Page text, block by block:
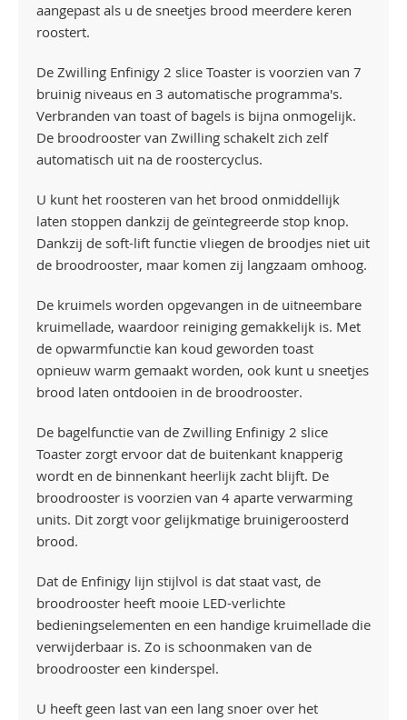
aangepast als u de sneetjes brood meerdere keren
roostert.
De Zwilling Enfinigy 2 slice Toaster is voorzien van 7
bruinig niveaus en 3 automatische programma's.
Verbranden van toast of bagels is bijna onmogelijk.
De broodrooster van Zwilling schakelt zich zelf
automatisch uit na de roostercyclus.
U kunt het roosteren van het brood onmiddellijk
laten stoppen dankzij de geïntegreerde stop knop.
Dankzij de soft-lift functie vliegen de broodjes niet uit
de broodrooster, maar komen zij langzaam omhoog.
De kruimels worden opgevangen in de uitneembare
kruimellade, waardoor reiniging gemakkelijk is. Met
de opwarmfunctie kan koud geworden toast
opnieuw warm gemaakt worden, ook kunt u sneetjes
brood laten ontdooien in de broodrooster.
De bagelfunctie van de Zwilling Enfinigy 2 slice
Toaster zorgt ervoor dat de buitenkant knapperig
wordt en de binnenkant heerlijk zacht blijft. De
broodrooster is voorzien van 4 aparte verwarming
units. Dit zorgt voor gelijkmatige bruinigeroosterd
brood.
Dat de Enfinigy lijn stijlvol is dat staat vast, de
broodrooster heeft mooie LED-verlichte
bedieningselementen en een handige kruimellade die
verwijderbaar is. Zo is schoonmaken van de
broodrooster een kinderspel.
U heeft geen last van een lang snoer over het